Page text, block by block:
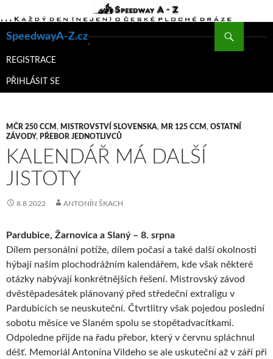
SpeedwayA-Z.cz
K
WEBU
REGISTRACE
PŘIHLÁSIT SE
MČR 250 CCM , MISTROVSTVÍ SLOVENSKA, MR 125 CCM , OSTATNÍ
ZÁVODY, PŘEBOR JEDNOTLIVCŮ
KALENDÁŘ MÁ DALŠÍ
JISTOTY
8.8.2022 ANTONÍN ŠKACH
Pardubice, Žarnovica a Slaný – 8. srpna
Dílem personální potíže, dílem počasí a také další okolnosti
hýbají naším plochodrážním kalendářem, kde však některé
otázky nabývají konkrétnějších řešení. Mistrovský závod
dvěstěpadesátek plánovaný před středeční extraligu v
Pardubicích se neuskuteční. Čtvrtlitry však pojedou poslední
sobotu měsíce ve Slaném spolu se stopětadvacítkami.
Odpoledne přijde na řadu přebor, který v červnu spláchnul
déšť. Memoriál Antonína Vildeho se ale uskuteční až v září při